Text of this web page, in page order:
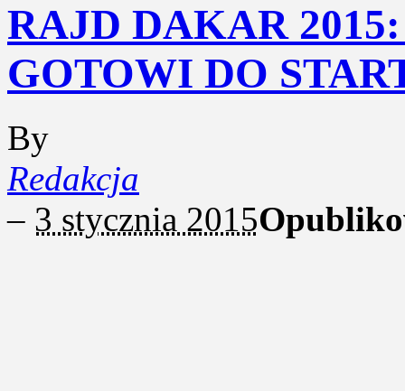
RAJD DAKAR
GOTOWI DO
By
Redakcja
– 3 stycznia 2015